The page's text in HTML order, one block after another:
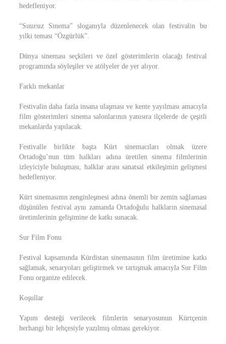
hedefleniyor.
“Sınırsız Sinema” sloganıyla düzenlenecek olan festivalin bu
yılki teması “Özgürlük”.
Dünya sineması seçkileri ve özel gösterimlerin olacağı festival
programında söyleşiler ve atölyeler de yer alıyor.
Farklı mekanlar
Festivalin daha fazla insana ulaşması ve kente yayılması amacıyla
film gösterimleri sinema salonlarının yanısıra ilçelerde de çeşitli
mekanlarda yapılacak.
Festivalle birlikte başta Kürt sinemacıları olmak üzere
Ortadoğu’nun tüm halkları adına üretilen sinema filmlerinin
izleyiciyle buluşması, halklar arası sanatsal etkileşimin gelişmesi
hedefleniyor.
Kürt sinemasının zenginleşmesi adına önemli bir zemin sağlaması
düşünülen festival aynı zamanda Ortadoğulu halkların sinemasal
üretimlerinin gelişimine de katkı sunacak.
Sur Film Fonu
Festival kapsamında Kürdistan sinemasının film üretimine katkı
sağlamak, senaryoları geliştirmek ve tartışmak amacıyla Sur Film
Fonu organize edilecek.
Koşullar
Yapım desteği verilecek filmlerin senaryosunun Kürtçenin
herhangi bir lehçesiyle yazılmış olması gerekiyor.